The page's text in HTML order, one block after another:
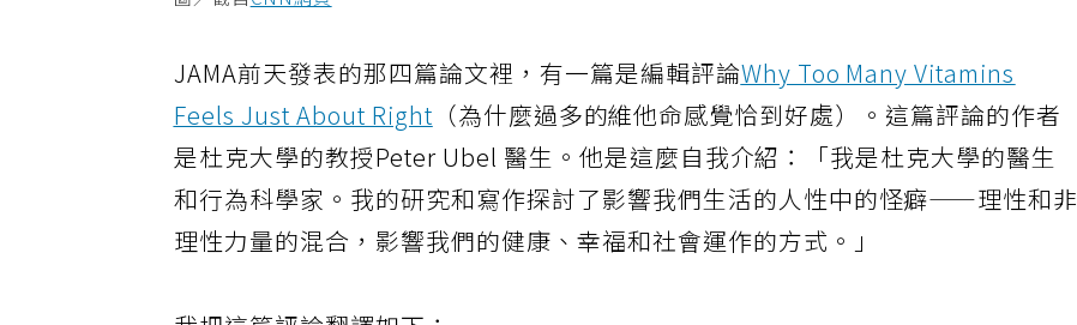
圖／截自CNN網頁
JAMA前天發表的那四篇論文裡，有一篇是編輯評論Why Too Many Vitamins
Feels Just About Right （為什麼過多的維他命感覺恰到好處）。這篇評論的作者
是杜克大學的教授Peter Ubel 醫生。他是這麼自我介紹：「我是杜克大學的醫生
和行為科學家。我的研究和寫作探討了影響我們生活的人性中的怪癖——理性和非
理性力量的混合，影響我們的健康、幸福和社會運作的方式。」